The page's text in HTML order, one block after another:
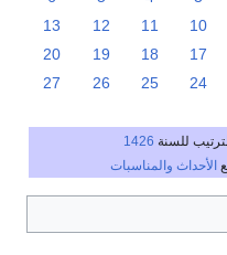
10
11
12
13
17
18
19
20
24
25
26
27
للسنة 1426
الأحداث والمناسبات